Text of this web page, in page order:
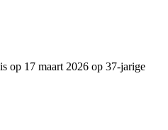
op 17 maart 2026 op 37-jarige